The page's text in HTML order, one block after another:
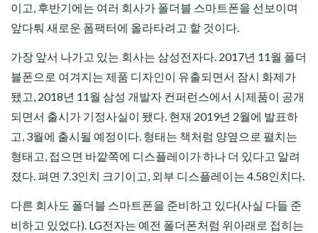
이고, 후반기에는 여러 회사가 폴더블 스마트폰을 선보이며
앞다퉈 새로운 폼팩터에 올라타려고 할 것이다.
가장 앞서 나가고 있는 회사는 삼성전자다. 2017년 11월 폴더
블폰으로 여겨지는 제품 디자인이 유출되면서 잠시 화제가
됐고, 2018년 11월 삼성 개발자 컨퍼런스에서 시제품이 공개
되면서 출시가 기정사실이 됐다. 현재 2019년 2월에 발표하
고, 3월에 출시될 예정이다. 형태는 책처럼 양옆으로 펼치는
형태고, 접으면 바깥쪽에 디스플레이가 하나 더 있다고 알려
졌다. 펴면 7.3인치 크기이고, 외부 디스플레이는 4.58인치다.
다른 회사도 폴더블 스마트폰을 준비하고 있다(사실 다들 준
비하고 있었다). LG전자는 예전 폴더폰처럼 위아래로 접히는